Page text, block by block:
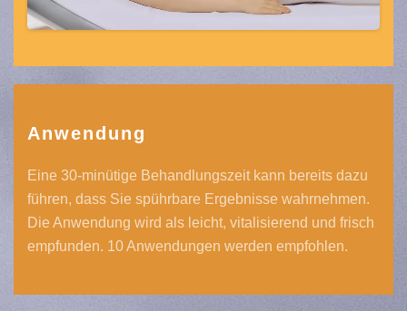
Anwendung
Eine 30-minütige Behandlungszeit kann bereits dazu
führen, dass Sie spührbare Ergebnisse wahrnehmen.
Die Anwendung wird als leicht, vitalisierend und frisch
empfunden. 10 Anwendungen werden empfohlen.